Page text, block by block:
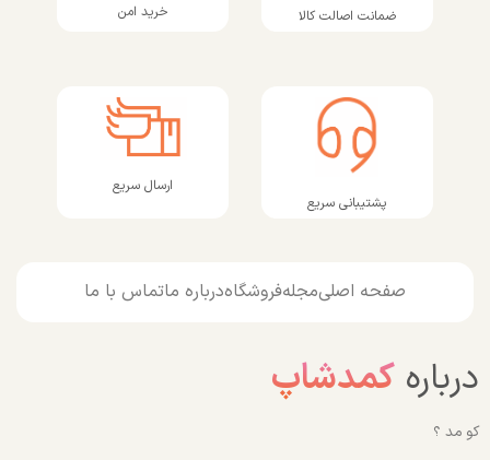
ضمانت اصالت کالا خرید امن
پشتیبانی سریع
ارسال سریع
صفحه اصلیمجلهفروشگاهدرباره ماتماس با ما
درباره کمدشاپ
کو مد ؟